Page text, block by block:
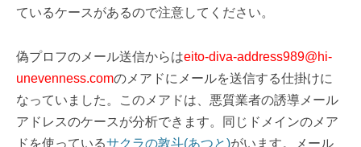
ているケースがあるので注意してください。
偽プロフのメール送信からはeito-diva-address989@hi-
unevenness.comのメアドにメールを送信する仕掛けに
なっていました。このメアドは、悪質業者の誘導メール
アドレスのケースが分析できます。同じドメインのメア
ドを使っているサクラの敦斗(あつと)がいます。メール